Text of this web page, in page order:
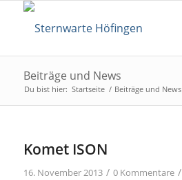
Beiträge und News
Du bist hier: Startseite / Beiträge und News
Komet ISON
16. November 2013 / 0 Kommentare /